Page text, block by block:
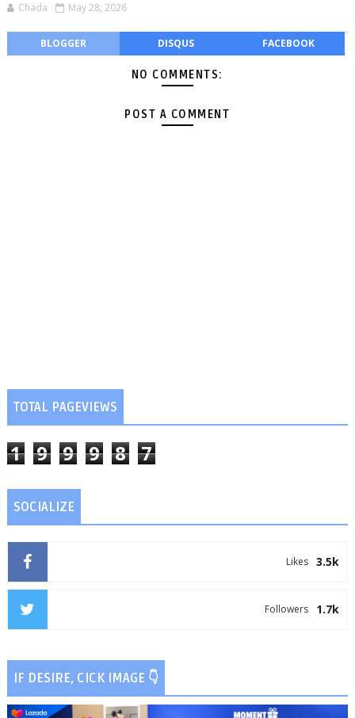
Chada May 28, 2026
BLOGGER DISQUS FACEBOOK
NO COMMENTS:
POST A COMMENT
TOTAL PAGEVIEWS
1 9 9 9 8 7
SOCIALIZE
3.5k
Likes
1.7k
Followers
IF DESIRE, CICK IMAGE 👇